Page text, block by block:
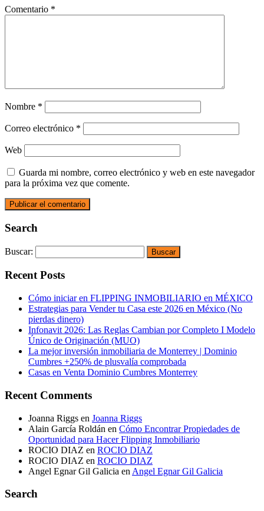
Comentario *
Nombre *
Correo electrónico *
Web
Guarda mi nombre, correo electrónico y web en este navegador
para la próxima vez que comente.
Search
Buscar:
Recent Posts
Cómo iniciar en FLIPPING INMOBILIARIO en MÉXICO
Estrategias para Vender tu Casa este 2026 en México (No
pierdas dinero)
Infonavit 2026: Las Reglas Cambian por Completo I Modelo
Único de Originación (MUO)
La mejor inversión inmobiliaria de Monterrey | Dominio
Cumbres +250% de plusvalía comprobada
Casas en Venta Dominio Cumbres Monterrey
Recent Comments
Joanna Riggs en Joanna Riggs
Alain García Roldán en Cómo Encontrar Propiedades de
Oportunidad para Hacer Flipping Inmobiliario
ROCIO DIAZ en ROCIO DIAZ
ROCIO DIAZ en ROCIO DIAZ
Angel Egnar Gil Galicia en Angel Egnar Gil Galicia
Search